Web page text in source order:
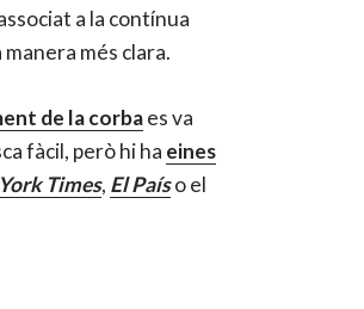
a la contínua
més clara.
de la corbaes va
fàcil, però hi ha eines
Times, El Paíso el